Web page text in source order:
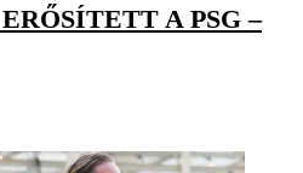
A PSG –